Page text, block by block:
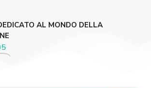
AL MONDO DELLA